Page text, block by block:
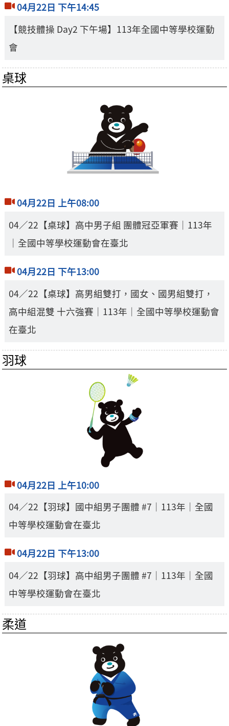
04月22日 下午14:45
【競技體操 Day2 下午場】113年全國中等學校運動
會
桌球
04月22日 上午08:00
04／22【桌球】高中男子組 團體冠亞軍賽｜113年
｜全國中等學校運動會在臺北
04月22日 下午13:00
04／22【桌球】高男組雙打，國女、國男組雙打，
高中組混雙 十六強賽｜113年｜全國中等學校運動會
在臺北
羽球
04月22日 上午10:00
04／22【羽球】國中組男子團體 #7｜113年｜全國
中等學校運動會在臺北
04月22日 下午13:00
04／22【羽球】高中組男子團體 #7｜113年｜全國
中等學校運動會在臺北
柔道